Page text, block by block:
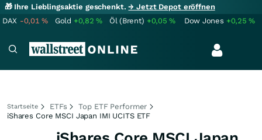
🎁 Ihre Lieblingsaktie geschenkt.→ Jetzt Depot eröffnen
DAX -0,01% Gold +0,82% Öl (Brent) +0,05% Dow Jones +0,25%
Startseite ETFs
Top ETF Performer
iShares Core MSCI Japan IMI UCITS ETF